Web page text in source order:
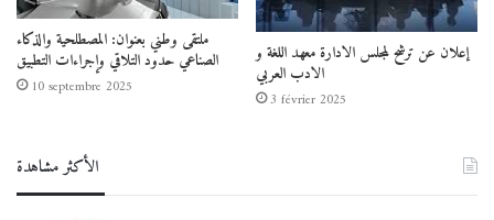
ملتقى وطني بعنوان: المصطلحية والذكاء
الصناعي حدود التلاقي وإجراءات التطبيق
10 septembre 2025
إعلان عن ترشح لمجلس الادارة معهد اللغة و
الادب العربي
3 février 2025
الأكثر مشاهدة